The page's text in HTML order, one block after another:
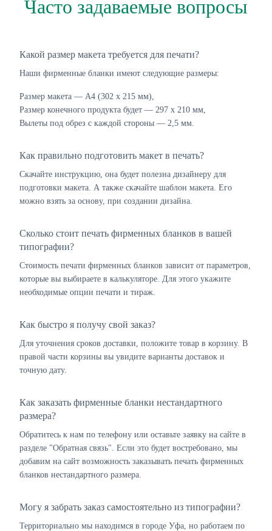
Часто задаваемые вопросы
Какой размер макета требуется для печати?
Наши фирменные бланки имеют следующие размеры:
Размер макета — А4 (302 х 215 мм),
Размер конечного продукта будет — 297 х 210 мм,
Вылеты под обрез с каждой стороны — 2,5 мм.
Как правильно подготовить макет в печать?
Скачайте инструкцию, она будет полезна дизайнеру для
подготовки макета. А также скачайте шаблон макета. Его
можно взять за основу, при создании дизайна.
Сколько стоит печать фирменных бланков в вашей
типографии?
Стоимость печати фирменных бланков зависит от параметров,
которые вы выбираете в калькуляторе. Для этого укажите
необходимые опции печати и тираж.
Как быстро я получу свой заказ?
Для уточнения сроков доставки, положите товар в корзину. В
правой части корзины вы увидите варианты доставок и
точную дату.
Как заказать фирменные бланки нестандартного
размера?
Обратитесь к нам по телефону или оставьте заявку на сайте в
разделе "Обратная связь". Если это будет востребовано, мы
добавим на сайт возможность заказывать печать фирменных
бланков нестандартного размера.
Могу я забрать заказ самостоятельно из типографии?
Территориально мы находимся в городе Уфа, но работаем по